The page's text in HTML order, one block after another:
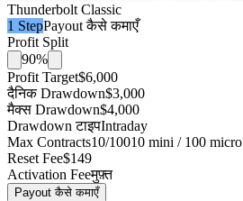
Thunderbolt Classic
1 StepPayout कैसे कमाएँ
Profit Split
90%
Profit Target$6,000
दैनिक Drawdown$3,000
मैक्स Drawdown$4,000
Drawdown टाइपIntraday
Max Contracts10/10010 mini / 100 micro
Reset Fee$149
Activation Feeमुफ़्त
Payout कैसे कमाएँ